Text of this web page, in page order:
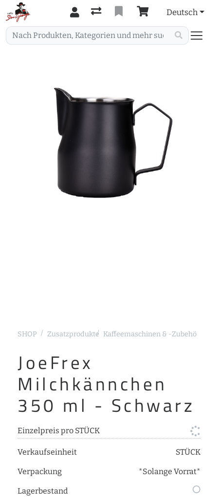
Deutsch
SHOP Zusatzprodukte Kaffeemaschinen & -Zubehör
JoeFrex
Milchkännchen
350 ml - Schwarz
Einzelpreis pro STÜCK
Verkaufseinheit STÜCK
Verpackung *Solange Vorrat*
Lagerbestand